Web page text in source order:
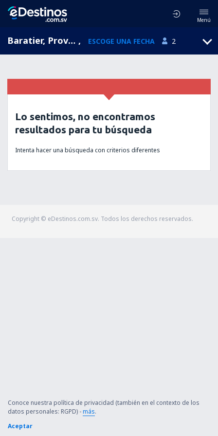
Menú
Baratier, Provence-Alpes-Cote d'Azur, Francia , ESCOGE UNA FECHA 2
Lo sentimos, no encontramos
resultados para tu búsqueda
Intenta hacer una búsqueda con criterios diferentes
Copyright © eDestinos.com.sv. Todos los derechos reservados.
Conoce nuestra política de privacidad (también en el contexto de los
datos personales: RGPD) -más.
Aceptar